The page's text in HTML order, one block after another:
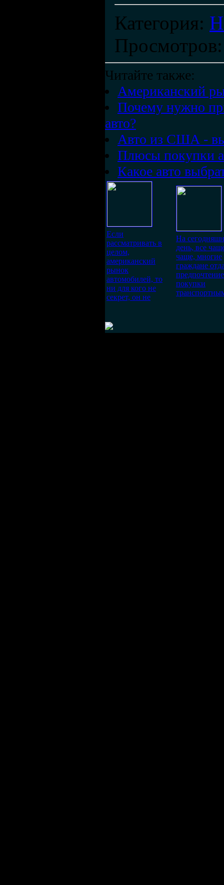
Категория:
Просмотров
Читайте также:
Американский
Почему нужно
авто?
Авто из США -
Плюсы покупки
Какое авто
Если
рассматривать в
целом,
американский
рынок
автомобилей, то
ни для кого не
секрет, он не
На
день, все
чаще, многие
граждане
предпочтение
покупки